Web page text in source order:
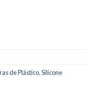
de Plástico,Silicone